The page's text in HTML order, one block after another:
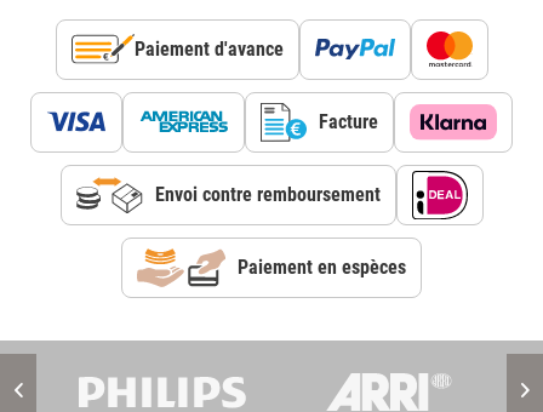
Paiement d'avance
Facture
Envoi contre remboursement
Paiement en espèces